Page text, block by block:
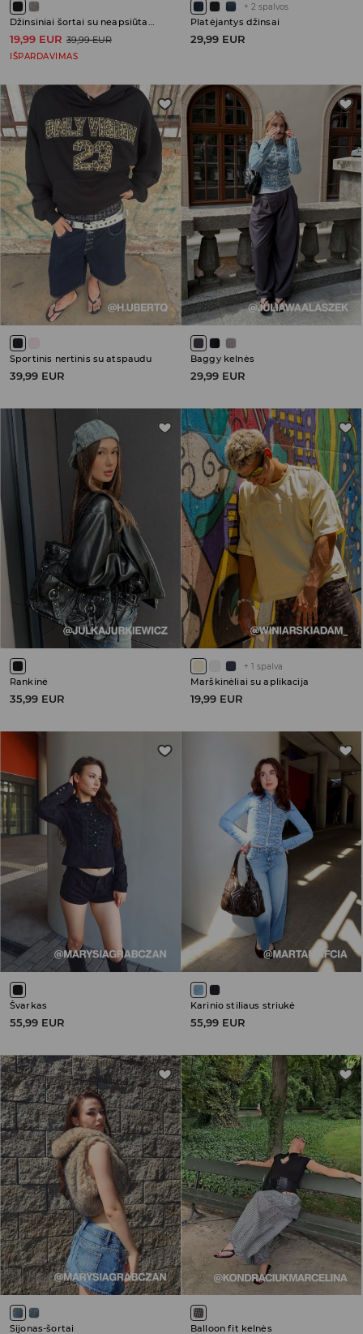
Džinsiniai šortai su neapsiūtais kraštais
19,99 EUR 39,99 EUR
IŠPARDAVIMAS
+ 2 spalvos
Platėjantys džinsai
29,99 EUR
Sportinis nertinis su atspaudu
39,99 EUR
Baggy kelnės
29,99 EUR
Rankinė
35,99 EUR
+ 1 spalva
Marškinėliai su aplikacija
19,99 EUR
Švarkas
55,99 EUR
Karinio stiliaus striukė
55,99 EUR
Sijonas-šortai Balloon fit kelnės